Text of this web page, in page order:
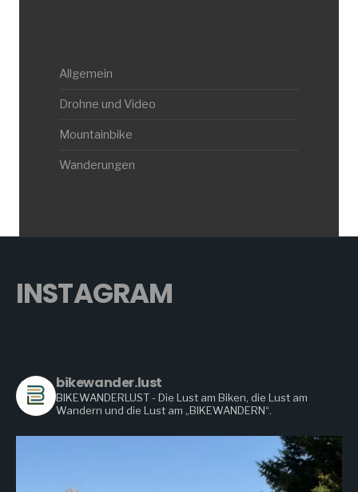
Allgemein
Drohne und Video
Mountainbike
Wanderungen
INSTAGRAM
bikewander.lust
BIKEWANDERLUST - Die Lust am Biken, die Lust am
Wandern und die Lust am „BIKEWANDERN“.